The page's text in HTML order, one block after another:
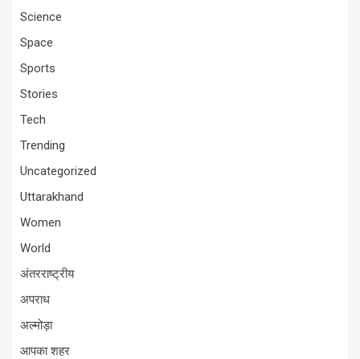
Science
Space
Sports
Stories
Tech
Trending
Uncategorized
Uttarakhand
Women
World
अंतरराष्ट्रीय
अपराध
अल्मोड़ा
आपका शहर